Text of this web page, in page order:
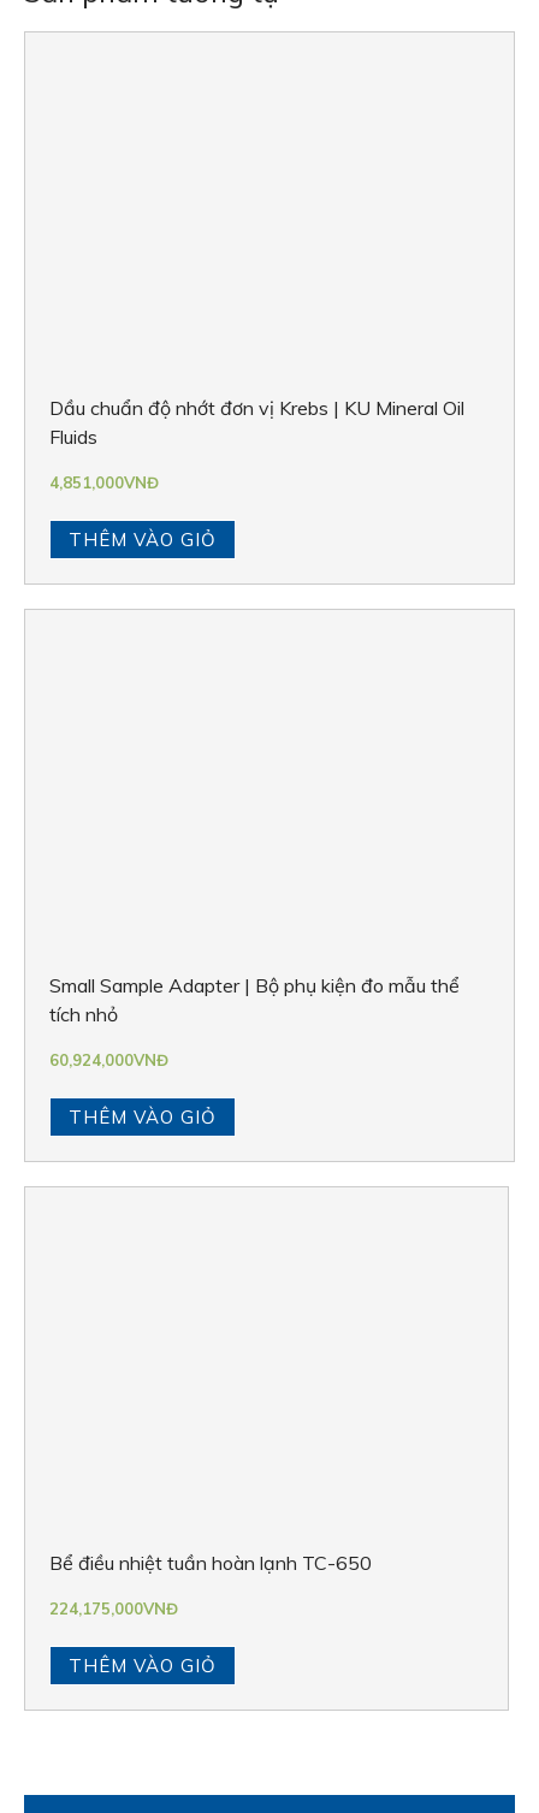
Dầu chuẩn độ nhớt đơn vị Krebs | KU Mineral Oil
Fluids
4,851,000VNĐ
THÊM VÀO GIỎ
Small Sample Adapter | Bộ phụ kiện đo mẫu thể
tích nhỏ
60,924,000VNĐ
THÊM VÀO GIỎ
Bể điều nhiệt tuần hoàn lạnh TC-650
224,175,000VNĐ
THÊM VÀO GIỎ